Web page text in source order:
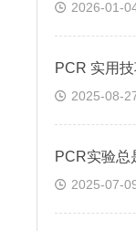
2026-01-
2025-08-
PCR实验总
2025-07-